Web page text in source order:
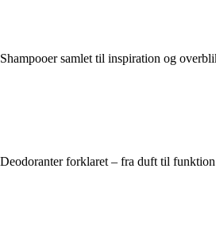
Shampooer samlet til inspiration og
Deodoranter forklaret – fra duft til funktion